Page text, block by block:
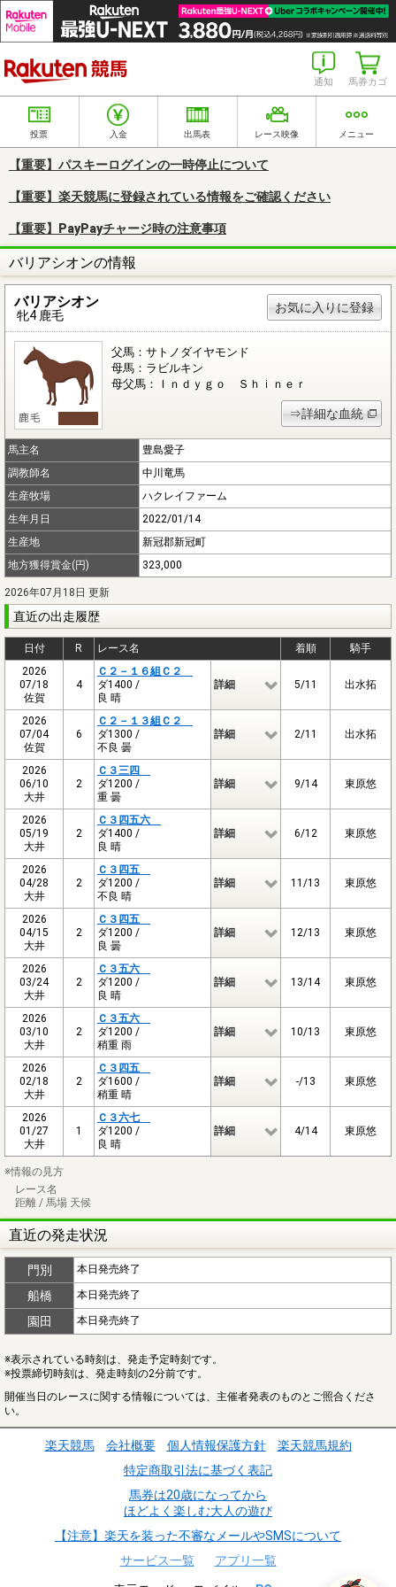
馬券カゴ
通知
投票 入金 出馬表 レース映像 メニュー
【重要】パスキーログインの一時停止について
【重要】楽天競馬に登録されている情報をご確認ください
【重要】PayPayチャージ時の注意事項
バリアシオンの情報
バリアシオン
牝4 鹿毛
お気に入りに登録
父馬：サトノダイヤモンド
母馬：ラビルキン
母父馬：Ｉｎｄｙｇｏ Ｓｈｉｎｅｒ
⇒詳細な血統
馬主名
豊島愛子
調教師名
中川竜馬
生産牧場
ハクレイファーム
生年月日
2022/01/14
生産地
新冠郡新冠町
地方獲得賞金(円)
323,000
2026年07月18日 更新
直近の出走履歴
日付 R レース名 着順
騎手
2026
07/18
佐賀
4
Ｃ２－１６組Ｃ２
ダ1400 /
良 晴
詳細 5/11 出水拓
2026
07/04
佐賀
6
Ｃ２－１３組Ｃ２
ダ1300 /
不良 曇
詳細 2/11 出水拓
2026
06/10
大井
2
Ｃ３三四
ダ1200 /
重 曇
詳細 9/14 東原悠
2026
05/19
大井
2
Ｃ３四五六
ダ1400 /
良 晴
詳細 6/12 東原悠
2026
04/28
大井
2
Ｃ３四五
ダ1200 /
不良 晴
詳細 11/13 東原悠
2026
04/15
大井
2
Ｃ３四五
ダ1200 /
良 曇
詳細 12/13 東原悠
2026
03/24
大井
2
Ｃ３五六
ダ1200 /
良 晴
詳細 13/14 東原悠
2026
03/10
大井
2
Ｃ３五六
ダ1200 /
稍重 雨
詳細 10/13 東原悠
2026
02/18
大井
2
Ｃ３四五
ダ1600 /
稍重 晴
詳細 -/13 東原悠
2026
01/27
大井
1
Ｃ３六七
ダ1200 /
良 晴
詳細 4/14 東原悠
※情報の見方
レース名
距離 / 馬場 天候
直近の発走状況
門別 本日発売終了
船橋 本日発売終了
園田 本日発売終了
※表示されている時刻は、発走予定時刻です。
※投票締切時刻は、発走時刻の2分前です。
開催当日のレースに関する情報については、主催者発表のものとご照合くださ
い。
楽天競馬 会社概要 個人情報保護方針
楽天競馬規約
特定商取引法に基づく表記
馬券は20歳になってから
ほどよく楽しむ大人の遊び
【注意】楽天を装った不審なメールやSMSについて
サービス一覧
アプリ一覧